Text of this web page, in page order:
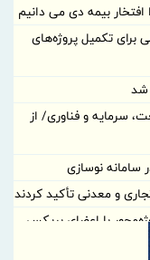
بیمه دی می دانیم
برای تكمیل پروژه‌های
سرمایه و فناوری/ از
سامانه نوسازی
و معدنی تأکید کردند
با اعضای بریکس